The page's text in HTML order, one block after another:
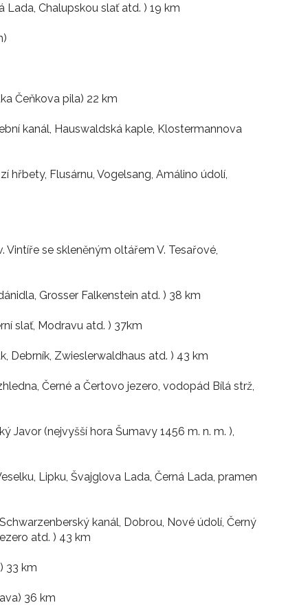
Chalupskou slať atd. ) 19 km
Čeňkova pila) 22 km
kanál, Hauswaldská kaple, Klostermannova
hřbety, Flusárnu, Vogelsang, Amálino údolí,
Vintíře se skleněným oltářem V. Tesařové,
Grosser Falkenstein atd. ) 38 km
slať, Modravu atd. ) 37km
Debrník, Zwieslerwaldhaus atd. ) 43 km
Černé a Čertovo jezero, vodopád Bílá strž,
Javor (nejvyšší hora Šumavy 1456 m. n. m. ),
Lipku, Švajglova Lada, Černá Lada, pramen
kanál, Dobrou, Nové údolí, Černý
atd. ) 43 km
33 km
36 km